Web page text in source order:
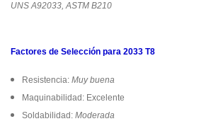
UNS A92033, ASTM B210
Factores de Selección para 2033 T8
Resistencia: Muy buena
Maquinabilidad: Excelente
Soldabilidad: Moderada